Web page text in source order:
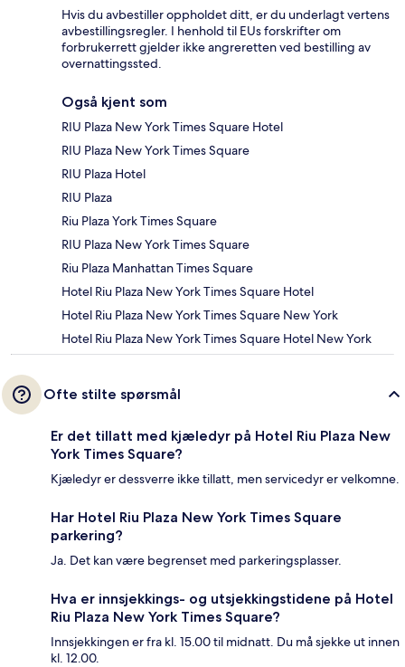
Hvis du avbestiller oppholdet ditt, er du underlagt vertens
avbestillingsregler. I henhold til EUs forskrifter om
forbrukerrett gjelder ikke angreretten ved bestilling av
overnattingssted.
Også kjent som
RIU Plaza New York Times Square Hotel
RIU Plaza New York Times Square
RIU Plaza Hotel
RIU Plaza
Riu Plaza York Times Square
RIU Plaza New York Times Square
Riu Plaza Manhattan Times Square
Hotel Riu Plaza New York Times Square Hotel
Hotel Riu Plaza New York Times Square New York
Hotel Riu Plaza New York Times Square Hotel New York
Ofte stilte spørsmål
Er det tillatt med kjæledyr på Hotel Riu Plaza New
York Times Square?
Kjæledyr er dessverre ikke tillatt, men servicedyr er velkomne.
Har Hotel Riu Plaza New York Times Square
parkering?
Ja. Det kan være begrenset med parkeringsplasser.
Hva er innsjekkings- og utsjekkingstidene på Hotel
Riu Plaza New York Times Square?
Innsjekkingen er fra kl. 15.00 til midnatt. Du må sjekke ut innen
kl. 12.00.